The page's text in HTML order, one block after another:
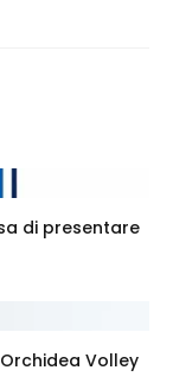
di presentare
Volley